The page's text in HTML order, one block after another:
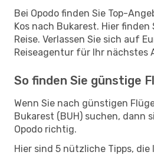
Bei Opodo finden Sie Top-
Kos nach Bukarest. Hier finden
Reise. Verlassen Sie sich auf
Reiseagentur für Ihr nächstes
So finden Sie günstige
Wenn Sie nach günstigen
Bukarest (BUH) suchen, dann
Opodo richtig.
Hier sind 5 nützliche Tipps,